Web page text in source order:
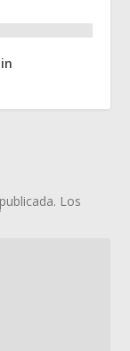
Los